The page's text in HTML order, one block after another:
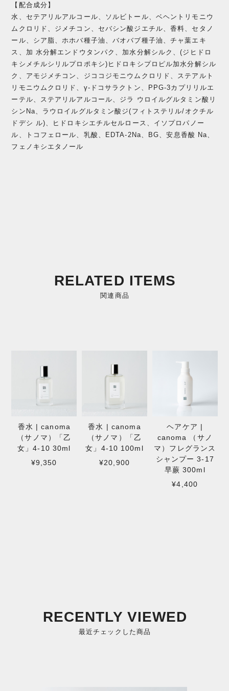
【配合成分】
水、セテアリルアルコール、ソルビトール、ベヘントリモニウ
ムクロリド、ジメチコン、セバシン酸ジエチル、香料、セタノ
ール、シア脂、ホホバ種子油、バオバブ種子油、チャ葉エキ
ス、加 水分解エンドウタンパク、加水分解シルク、(ジヒドロ
キシメチルシリルプロポキシ)ヒドロキシプロピル加水分解シル
ク、アモジメチコン、ジココジモニウムクロリド、ステアルト
リモニウムクロリド、γ-ドコサラクトン、PPG-3カプリリルエ
ーテル、ステアリルアルコール、ジラ ウロイルグルタミン酸リ
シンNa、ラウロイルグルタミン酸ジ(フィトステリル/オクチル
ドデシ ル)、ヒドロキシエチルセルロース、イソプロパノー
ル、トコフェロール、乳酸、EDTA-2Na、BG、安息香酸 Na、
フェノキシエタノール
RELATED ITEMS
関連商品
香水 | canoma
（サノマ）「乙
女」4-10 30ml
¥9,350
香水 | canoma
（サノマ）「乙
女」4-10 100ml
¥20,900
ヘアケア |
canoma （サノ
マ）フレグランス
シャンプー 3-17
早蕨 300ml
¥4,400
RECENTLY VIEWED
最近チェックした商品